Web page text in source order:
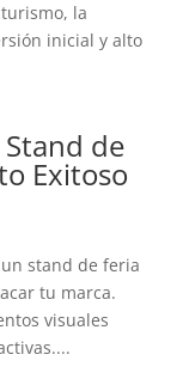
la
inicial y alto
de
Exitoso
stand de feria
tu marca.
visuales